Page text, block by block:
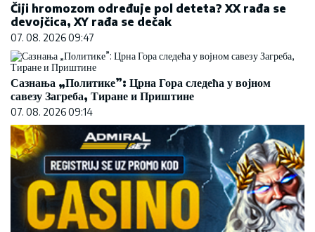
Čiji hromozom određuje pol deteta? XX rađa se
devojčica, XY rađa se dečak
07. 08. 2026 09:47
Сазнања „Политике”: Црна Гора следећа у војном
савезу Загреба, Тиране и Приштине
07. 08. 2026 09:14